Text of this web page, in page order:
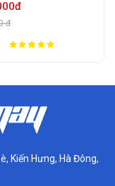
Kiến Hưng, Hà Đông,